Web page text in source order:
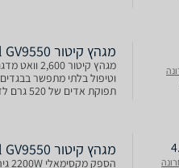
מגהץ קיטור Tefal GV9550 טפאל
מגהץ ‏קיטור Tefal GV9550 טפאל